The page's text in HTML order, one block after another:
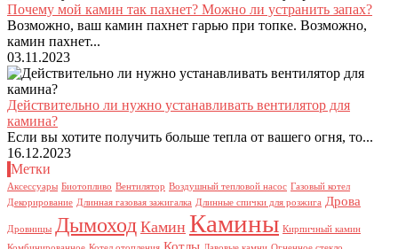
Почему мой камин так пахнет? Можно ли устранить запах?
Возможно, ваш камин пахнет гарью при топке. Возможно,
камин пахнет...
03.11.2023
Действительно ли нужно устанавливать вентилятор для
камина?
Если вы хотите получить больше тепла от вашего огня, то...
16.12.2023
Метки
Аксессуары Биотопливо Вентилятор Воздушный тепловой насос Газовый котел
Декорирование Длинная газовая зажигалка Длинные спички для розжига Дрова
Дровницы Дымоход Камин Камины Кирпичный камин